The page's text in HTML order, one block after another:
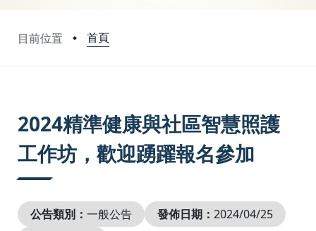
目前位置 首頁
2024精準健康與社區智慧照護
工作坊，歡迎踴躍報名參加
公告類別： 一般公告 發佈日期： 2024/04/25